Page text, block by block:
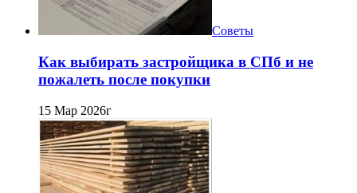
Советы
Как выбирать застройщика в СПб и не
пожалеть после покупки
15 Мар 2026г